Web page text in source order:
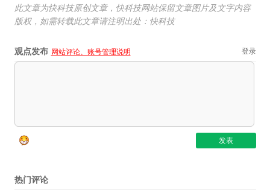
此文章为快科技原创文章，快科技网站保留文章图片及文字内容
版权，如需转载此文章请注明出处：快科技
观点发布 网站评论、账号管理说明 登录
热门评论